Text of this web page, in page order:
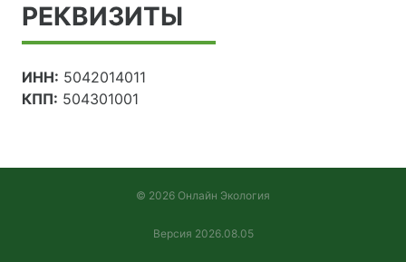
РЕКВИЗИТЫ
ИНН: 5042014011
КПП: 504301001
© 2026 Онлайн Экология
Версия 2026.08.05